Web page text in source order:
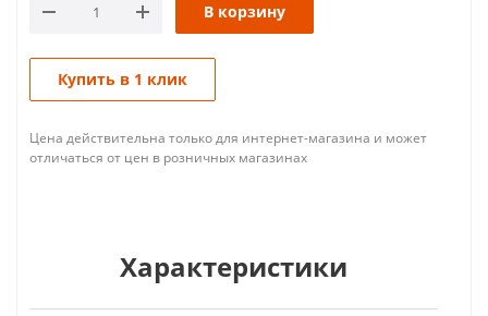
В корзину
Купить в 1 клик
Цена действительна только для интернет-магазина и может
отличаться от цен в розничных магазинах
Характеристики